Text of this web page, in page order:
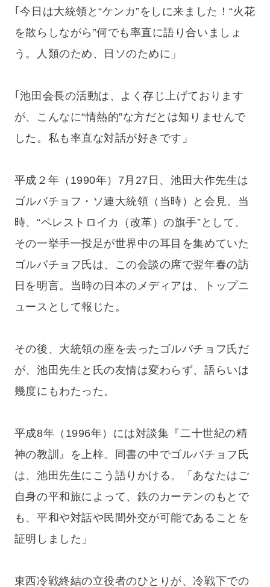
｢今日は大統領と“ケンカ”をしに来ました！“火花
を散らしながら”何でも率直に語り合いましょ
う。人類のため、日ソのために」
｢池田会長の活動は、よく存じ上げております
が、こんなに“情熱的”な方だとは知りませんで
した。私も率直な対話が好きです」
平成２年（1990年）7月27日、池田大作先生は
ゴルバチョフ・ソ連大統領（当時）と会見。当
時、“ペレストロイカ（改革）の旗手”として、
その一挙手一投足が世界中の耳目を集めていた
ゴルバチョフ氏は、この会談の席で翌年春の訪
日を明言。当時の日本のメディアは、トップニ
ュースとして報じた。
その後、大統領の座を去ったゴルバチョフ氏だ
が、池田先生と氏の友情は変わらず、語らいは
幾度にもわたった。
平成8年（1996年）には対談集『二十世紀の精
神の教訓』を上梓。同書の中でゴルバチョフ氏
は、池田先生にこう語りかける。「あなたはご
自身の平和旅によって、鉄のカーテンのもとで
も、平和や対話や民間外交が可能であることを
証明しました」
東西冷戦終結の立役者のひとりが、冷戦下での